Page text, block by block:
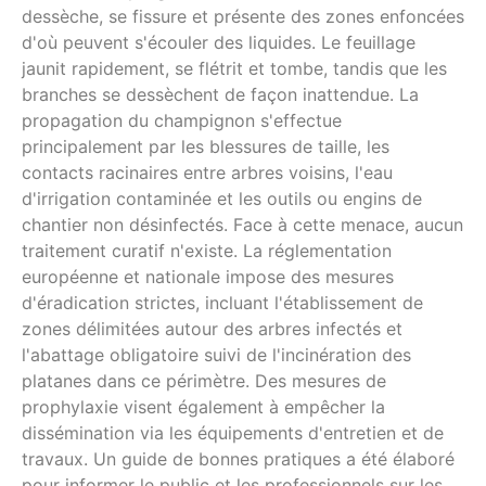
dessèche, se fissure et présente des zones enfoncées
d'où peuvent s'écouler des liquides. Le feuillage
jaunit rapidement, se flétrit et tombe, tandis que les
branches se dessèchent de façon inattendue. La
propagation du champignon s'effectue
principalement par les blessures de taille, les
contacts racinaires entre arbres voisins, l'eau
d'irrigation contaminée et les outils ou engins de
chantier non désinfectés. Face à cette menace, aucun
traitement curatif n'existe. La réglementation
européenne et nationale impose des mesures
d'éradication strictes, incluant l'établissement de
zones délimitées autour des arbres infectés et
l'abattage obligatoire suivi de l'incinération des
platanes dans ce périmètre. Des mesures de
prophylaxie visent également à empêcher la
dissémination via les équipements d'entretien et de
travaux. Un guide de bonnes pratiques a été élaboré